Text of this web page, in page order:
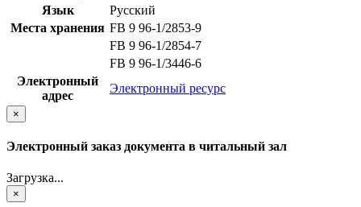
Язык
Русский
Места хранения FB 9 96-1/2853-9
FB 9 96-1/2854-7
FB 9 96-1/3446-6
Электронный
адрес
Электронный ресурс
×
Электронный заказ документа в читальный зал
Загрузка...
×